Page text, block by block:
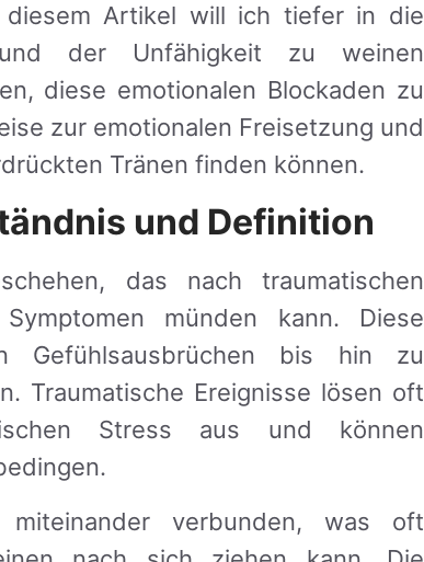
Artikel will ich tiefer in die
der Unfähigkeit zu weinen
diese emotionalen Blockaden zu
zur emotionalen Freisetzung und
Tränen finden können.
und Definition
das nach traumatischen
münden kann. Diese
Gefühlsausbrüchen bis hin zu
Traumatische Ereignisse lösen oft
Stress aus und können
verbunden, was oft